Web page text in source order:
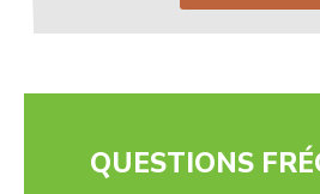
QUESTIONS